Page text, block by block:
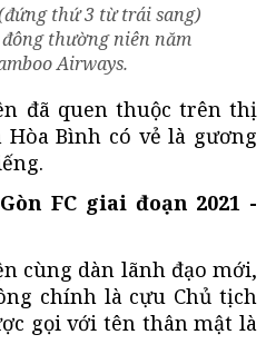
thứ 3 từ trái sang)
thường niên năm
Airways.
đã quen thuộc trên thị
Bình có vẻ là gương
FC giai đoạn 2021 -
cùng dàn lãnh đạo mới,
chính là cựu Chủ tịch
gọi với tên thân mật là